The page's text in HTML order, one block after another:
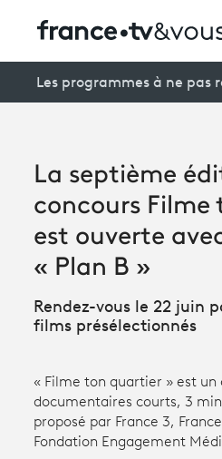
Creators
À la une
Participer et assister à une
À votre écoute
Programme tv
Les programmes à ne pas
La septième
concours
est ouverte
« Plan B »
Rendez-vous le 22 juin
films présélectionnés
« Filme ton quartier » est un
documentaires courts, 3
proposé par France 3,
Fondation Engagement